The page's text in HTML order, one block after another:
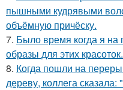
пышными кудрявыми
объёмную причёску.
7. Было время когда я на
образы для этих красоток.
8. Когда пошли на
дереву, коллега